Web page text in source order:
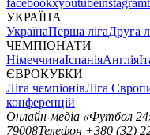
facebookxyoutubeinstagram
УКРАЇНА
УкраїнаПерша лігаДруга
ЧЕМПІОНАТИ
НімеччинаІспаніяАнглія
ЄВРОКУБКИ
Ліга чемпіонівЛіга
конференцій
Онлайн-медіа «Футбол
79008Телефон +380 (32)